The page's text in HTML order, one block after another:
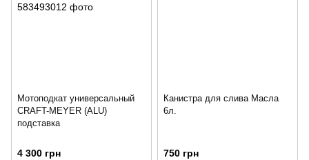
Мотоподкат универсальный
CRAFT-MEYER (ALU)
подставка
4 300 грн
Канистра для слива Масла
6л.
750 грн